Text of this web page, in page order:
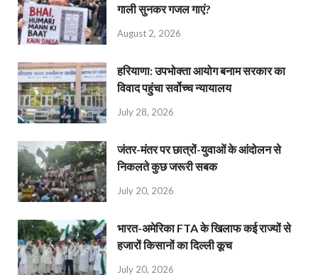
गाली सुनकर गजल गाएं?
August 2, 2026
हरियाणा: उपभोक्ता आयोग बनाम सरकार का
विवाद पहुंचा सर्वोच्च न्यायालय
July 28, 2026
जंतर-मंतर पर छात्रों-युवाओं के आंदोलन से
निकलते कुछ जरूरी सबक
July 20, 2026
भारत-अमेरिका FTA के खिलाफ कई राज्यों से
हजारों किसानों का दिल्ली कूच
July 20, 2026